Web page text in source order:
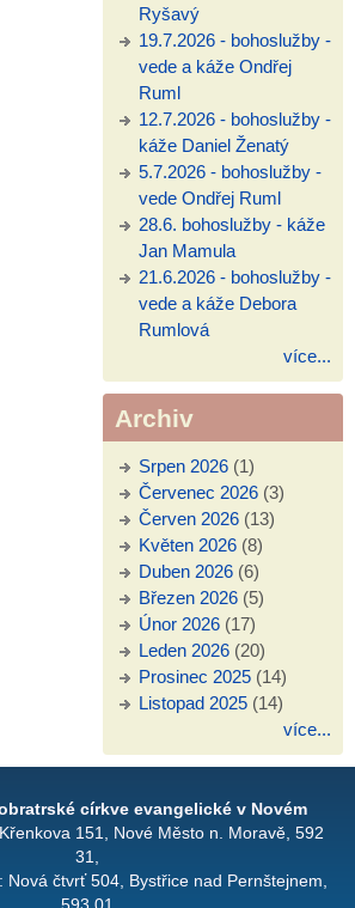
Ryšavý
19.7.2026 - bohoslužby -
vede a káže Ondřej
Ruml
12.7.2026 - bohoslužby -
káže Daniel Ženatý
5.7.2026 - bohoslužby -
vede Ondřej Ruml
28.6. bohoslužby - káže
Jan Mamula
21.6.2026 - bohoslužby -
vede a káže Debora
Rumlová
více...
Archiv
Srpen 2026(1)
Červenec 2026(3)
Červen 2026(13)
Květen 2026(8)
Duben 2026(6)
Březen 2026(5)
Únor 2026(17)
Leden 2026(20)
Prosinec 2025(14)
Listopad 2025(14)
více...
církve evangelické v Novém
Křenkova 151, Nové Město n. Moravě, 592
31,
Nová čtvrť 504, Bystřice nad Pernštejnem,